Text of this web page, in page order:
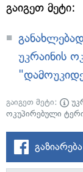
გაიგეთ მეტი:
უკრაინის
გაიგეთ მეტი:
ოკუპირებული
გაზიარება